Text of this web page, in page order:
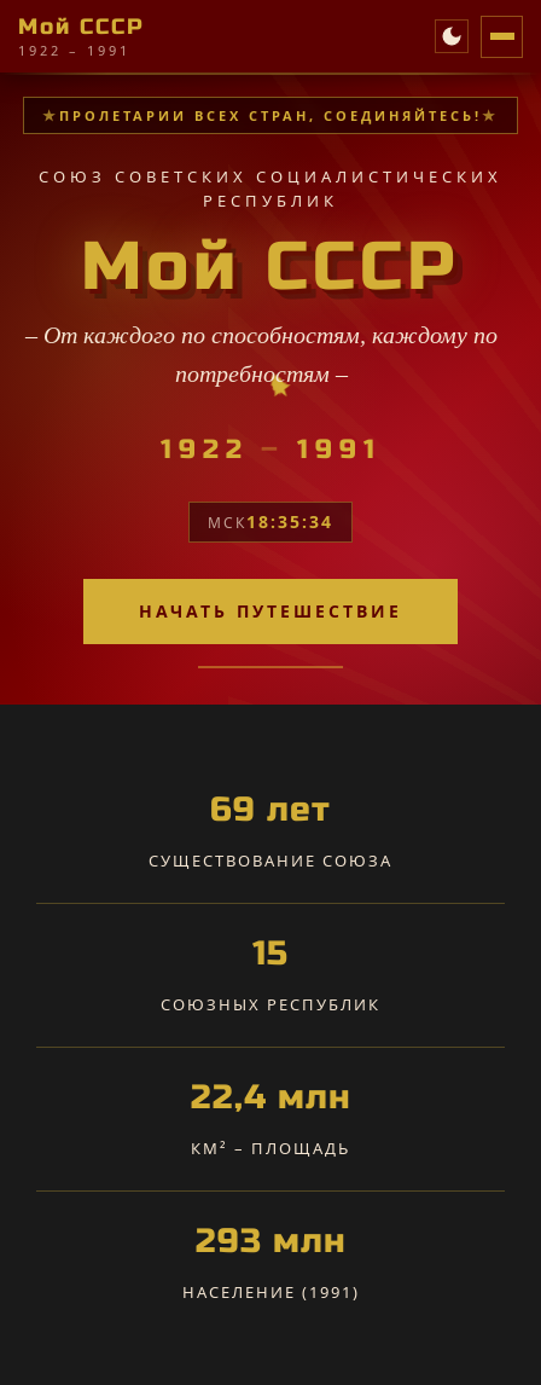
Мой СССР
1922 – 1991
✦
✦
★
✧
✦
★
★
·
★
·★
★
✦✧
✦
✧
★
✦
·★
·✦
★
✧
··
★
★
·
✧
ПРОЛЕТАРИИ ВСЕХ СТРАН, СОЕДИНЯЙТЕСЬ!
СОЮЗ СОВЕТСКИХ СОЦИАЛИСТИЧЕСКИХ
РЕСПУБЛИК
Мой СССР
– От каждого по способностям, каждому по
потр
1922 – 1991
МСК18:35:36
НАЧАТЬ ПУТЕШЕСТВИЕ
69 лет
СУЩЕСТВОВАНИЕ СОЮЗА
15
СОЮЗНЫХ РЕСПУБЛИК
22,4 млн
КМ² – ПЛОЩАДЬ
293 млн
НАСЕЛЕНИЕ (1991)